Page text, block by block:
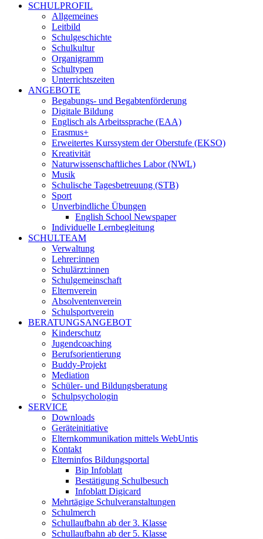
SCHULPROFIL
Allgemeines
Leitbild
Schulgeschichte
Schulkultur
Organigramm
Schultypen
Unterrichtszeiten
ANGEBOTE
Begabungs- und Begabtenförderung
Digitale Bildung
Englisch als Arbeitssprache (EAA)
Erasmus+
Erweitertes Kurssystem der Oberstufe (EKSO)
Kreativität
Naturwissenschaftliches Labor (NWL)
Musik
Schulische Tagesbetreuung (STB)
Sport
Unverbindliche Übungen
English School Newspaper
Individuelle Lernbegleitung
SCHULTEAM
Verwaltung
Lehrer:innen
Schulärzt:innen
Schulgemeinschaft
Elternverein
Absolventenverein
Schulsportverein
BERATUNGSANGEBOT
Kinderschutz
Jugendcoaching
Berufsorientierung
Buddy-Projekt
Mediation
Schüler- und Bildungsberatung
Schulpsychologin
SERVICE
Downloads
Geräteinitiative
Elternkommunikation mittels WebUntis
Kontakt
Elterninfos Bildungsportal
Bip Infoblatt
Bestätigung Schulbesuch
Infoblatt Digicard
Mehrtägige Schulveranstaltungen
Schulmerch
Schullaufbahn ab der 3. Klasse
Schullaufbahn ab der 5. Klasse